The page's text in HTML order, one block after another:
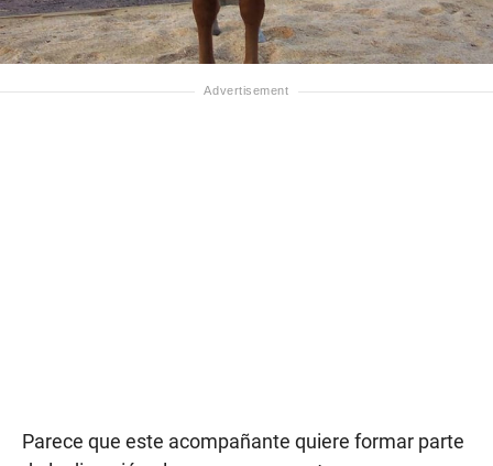
Parece que este acompañante quiere formar parte